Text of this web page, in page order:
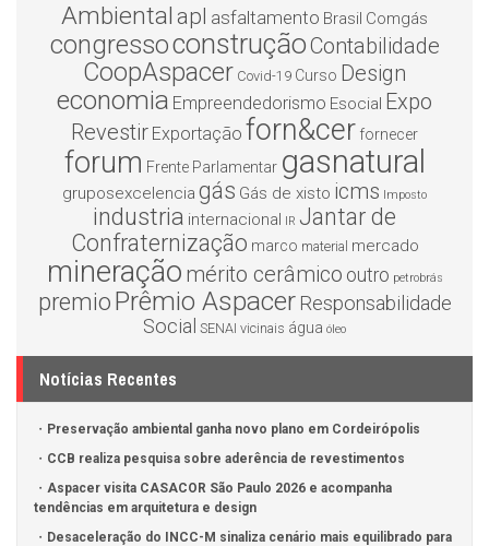
Ambiental apl asfaltamento Brasil Comgás
congressoconstruçãoContabilidade
CoopAspacer Covid-19 Curso Design
economia Empreendedorismo Esocial Expo
Revestir Exportação forn&cer fornecer
forum Frente Parlamentar gasnatural
gruposexcelencia gás Gás de xisto icms Imposto
industria internacional IR Jantar de
Confraternização marco material mercado
mineração mérito cerâmico outro petrobrás
premio Prêmio Aspacer Responsabilidade
Social SENAI vicinais água óleo
Notícias Recentes
Preservação ambiental ganha novo plano em Cordeirópolis
CCB realiza pesquisa sobre aderência de revestimentos
Aspacer visita CASACOR São Paulo 2026 e acompanha
tendências em arquitetura e design
Desaceleração do INCC-M sinaliza cenário mais equilibrado para